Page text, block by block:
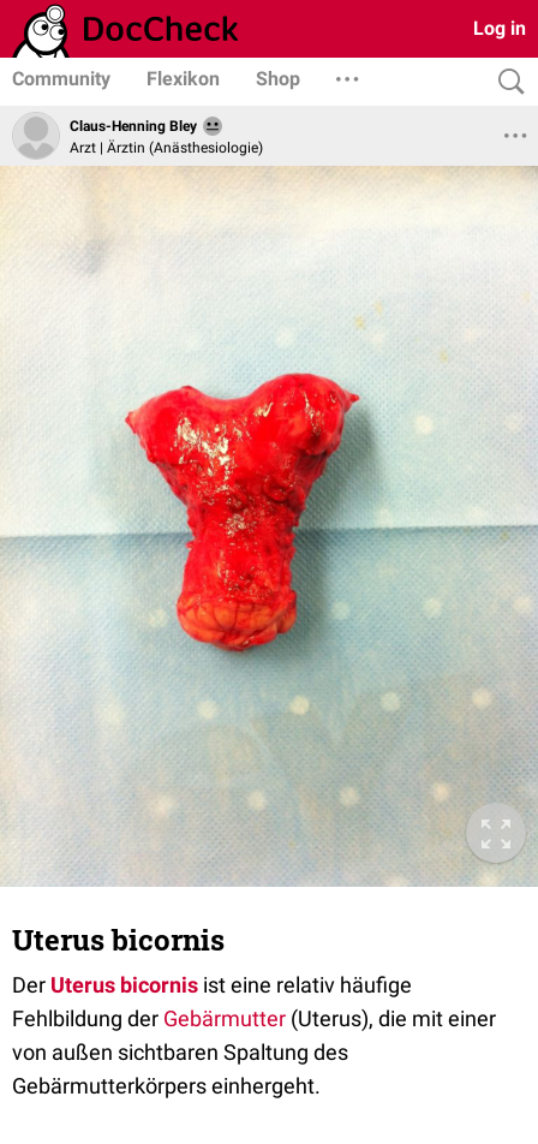
Log in
Community Flexikon Shop
Claus-Henning Bley
Arzt | Ärztin (Anästhesiologie)
Uterus bicornis
Der Uterus bicornis ist eine relativ häufige
Fehlbildung der Gebärmutter (Uterus), die mit einer
von außen sichtbaren Spaltung des
Gebärmutterkörpers einhergeht.